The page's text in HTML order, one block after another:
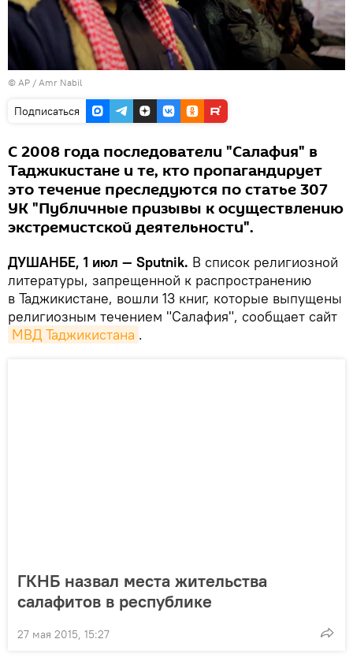
© AP / Amr Nabil
Подписаться
С 2008 года последователи "Салафия" в
Таджикистане и те, кто пропагандирует
это течение преследуются по статье 307
УК "Публичные призывы к осуществлению
экстремистской деятельности".
ДУШАНБЕ, 1 июл — Sputnik. В список религиозной
литературы, запрещенной к распространению
в Таджикистане, вошли 13 книг, которые выпущены
религиозным течением "Салафия", сообщает сайт
МВД Таджикистана .
ГКНБ назвал места жительства
салафитов в республике
27 мая 2015, 15:27